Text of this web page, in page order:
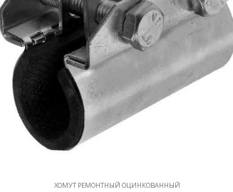
ХОМУТ РЕМОНТНЫЙ ОЦИНКОВАННЫЙ